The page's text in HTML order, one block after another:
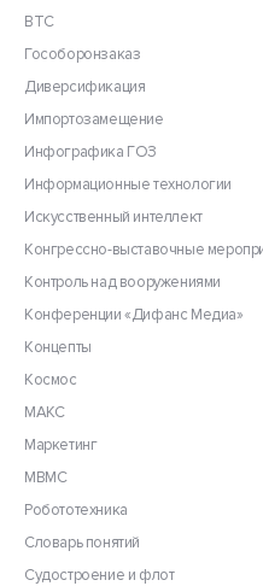
ВТС
Гособоронзаказ
Диверсификация
Импортозамещение
Инфографика ГОЗ
Информационные технологии
Искусственный интеллект
Конгрессно-выставочные
Контроль над вооружениями
Конференции «Дифанс Медиа»
Концепты
Космос
МАКС
Маркетинг
МВМС
Робототехника
Словарь понятий
Судостроение и флот